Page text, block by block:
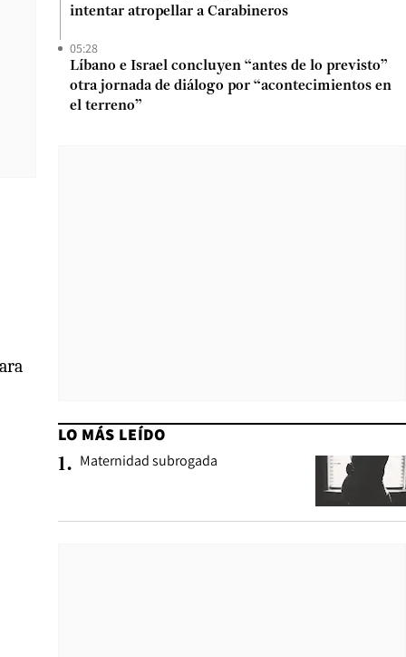
intentar atropellar a Carabineros
05:28
Líbano e Israel concluyen “antes de lo previsto”
otra jornada de diálogo por “acontecimientos en
el terreno”
LO MÁS LEÍDO
1. Maternidad subrogada